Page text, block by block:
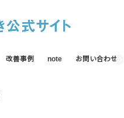
改善事例 note お問い合わせ